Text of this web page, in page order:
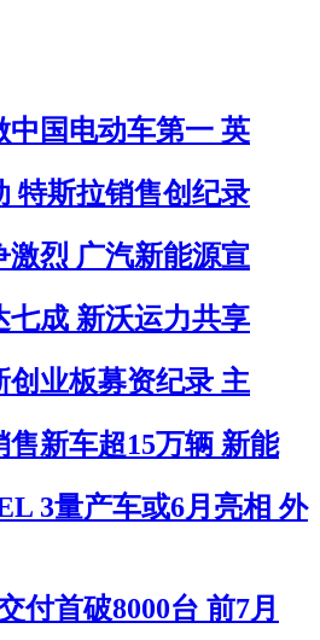
中国电动车第一 英
特斯拉销售创纪录
激烈 广汽新能源宣
七成 新沃运力共享
创业板募资纪录 主
新车超15万辆 新能
3量产车或6月亮相 外
付首破8000台 前7月